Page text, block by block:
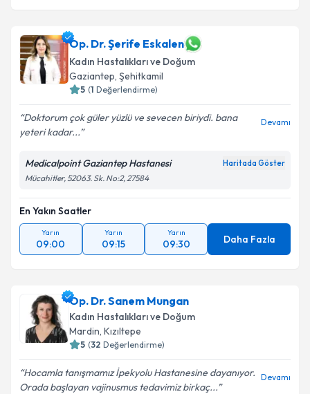
Op. Dr. Şerife Eskalen
Kadın Hastalıkları ve Doğum
Gaziantep, Şehitkamil
5 (1 Değerlendirme)
Doktorum çok güler yüzlü ve sevecen biriydi. bana
yeteri kadar...
Devamı
Medicalpoint Gaziantep Hastanesi Haritada Göster
Mücahitler, 52063. Sk. No:2, 27584
En Yakın Saatler
Yarın
09:00
Yarın
09:15
Yarın
09:30 Daha Fazla
Op. Dr. Sanem Mungan
Kadın Hastalıkları ve Doğum
Mardin, Kızıltepe
5 (32 Değerlendirme)
Hocamla tanışmamız İpekyolu Hastanesine dayanıyor.
Orada başlayan vajinusmus tedavimiz birkaç...
Devamı